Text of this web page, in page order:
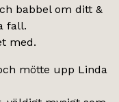
babbel om ditt &
fall.
med.
mötte upp Linda